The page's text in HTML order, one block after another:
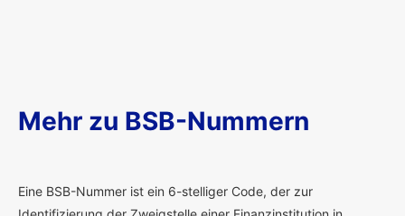
Mehr zu BSB-Nummern
Eine BSB-Nummer ist ein 6-stelliger Code, der zur